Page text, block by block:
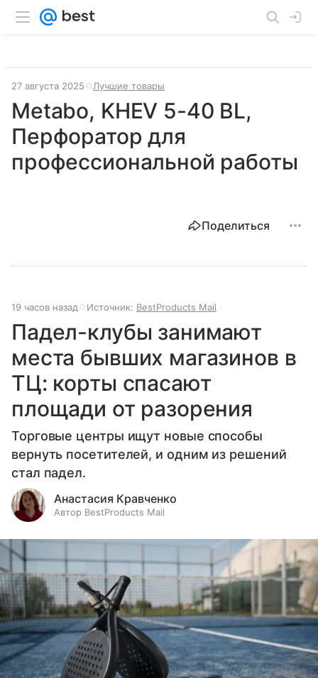
27 августа 2025 Лучшие товары
Metabo, KHEV 5-40 BL,
Перфоратор для
профессиональной работы
Поделиться
19 часов назад Источник: BestProducts Mail
Падел-клубы занимают
места бывших магазинов в
ТЦ: корты спасают
площади от разорения
Торговые центры ищут новые способы
вернуть посетителей, и одним из решений
стал падел.
Анастасия Кравченко
Автор BestProducts Mail